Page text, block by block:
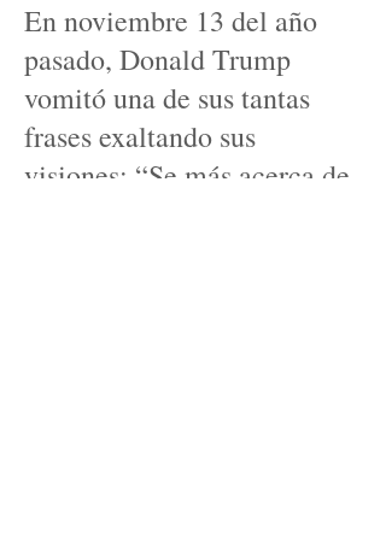
En noviembre 13 del año
pasado, Donald Trump
vomitó una de sus tantas
frases exaltando sus
visiones: “Se más acerca de